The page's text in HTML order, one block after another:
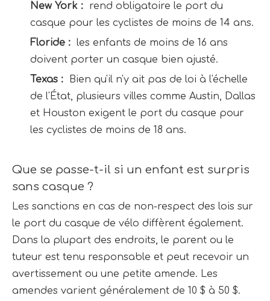
New York :
rend obligatoire le port du
casque pour les cyclistes de moins de 14 ans.
Floride : les enfants de moins de 16 ans
doivent porter un casque bien ajusté.
Texas :
Bien qu'il n'y ait pas de loi à l'échelle
de l'État, plusieurs villes comme Austin, Dallas
et Houston exigent le port du casque pour
les cyclistes de moins de 18 ans.
Que se passe-t-il si un enfant est surpris
sans casque ?
Les sanctions en cas de non-respect des lois sur
le port du casque de vélo diffèrent également.
Dans la plupart des endroits, le parent ou le
tuteur est tenu responsable et peut recevoir un
avertissement ou une petite amende. Les
amendes varient généralement de 10 $ à 50 $.